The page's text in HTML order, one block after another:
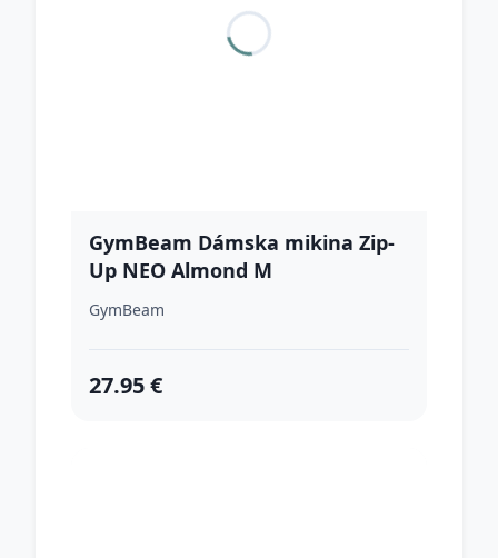
GymBeam Dámska mikina Zip-
Up NEO Almond M
GymBeam
27.95 €